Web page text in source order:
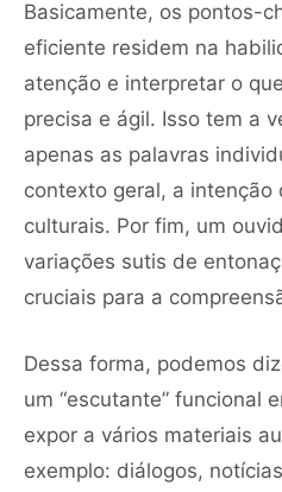
Basicamente, os pontos-
eficiente residem na
atenção e interpretar o
precisa e ágil. Isso tem a
apenas as palavras
contexto geral, a intenção
culturais. Por fim, um
variações sutis de
cruciais para a
Dessa forma, podemos
um “escutante” funcional
expor a vários materiais
exemplo: diálogos,